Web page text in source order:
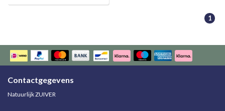
1
Contactgegevens
Natuurlijk ZUIVER